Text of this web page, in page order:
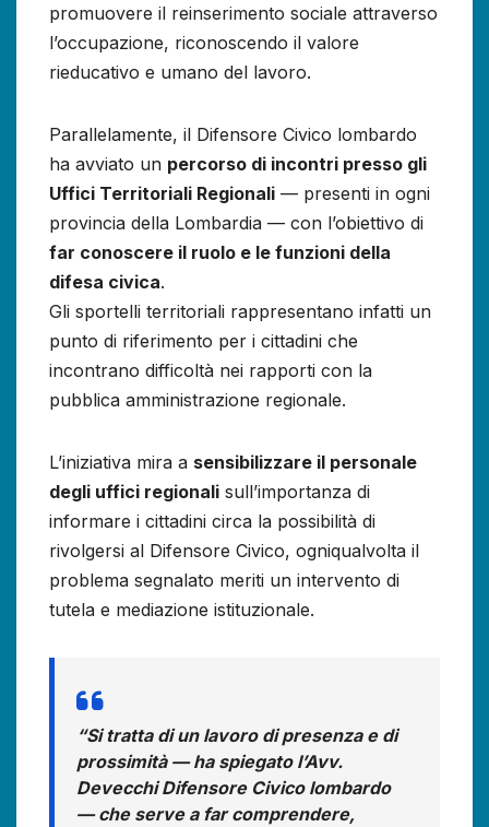
promuovere il reinserimento sociale attraverso
l’occupazione, riconoscendo il valore
rieducativo e umano del lavoro.
Parallelamente, il Difensore Civico lombardo
ha avviato un percorso di incontri presso gli
Uffici Territoriali Regionali — presenti in ogni
provincia della Lombardia — con l’obiettivo di
far conoscere il ruolo e le funzioni della
difesa civica.
Gli sportelli territoriali rappresentano infatti un
punto di riferimento per i cittadini che
incontrano difficoltà nei rapporti con la
pubblica amministrazione regionale.
L’iniziativa mira a sensibilizzare il personale
degli uffici regionali sull’importanza di
informare i cittadini circa la possibilità di
rivolgersi al Difensore Civico, ogniqualvolta il
problema segnalato meriti un intervento di
tutela e mediazione istituzionale.
“Si tratta di un lavoro di presenza e di
prossimità — ha spiegato l’Avv.
Devecchi Difensore Civico lombardo
— che serve a far comprendere,